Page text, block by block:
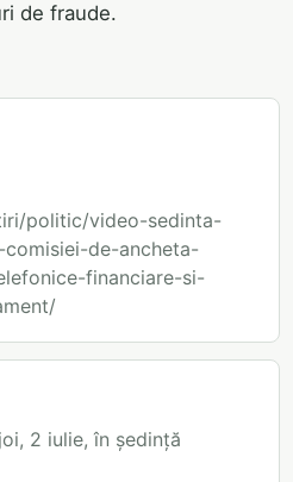
de fraude.
politic/video-sedinta-
de-ancheta-
financiare-si-
2 iulie, în ședință